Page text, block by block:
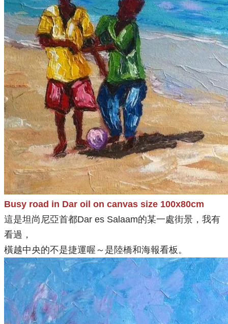
Busy road in Dar oil on canvas size 100x80cm
這是坦尚尼亞首都Dar es Salaam的某一處街景，我有
看過，
橫越中央的不是捷運喔～是陸橋和海報看板。